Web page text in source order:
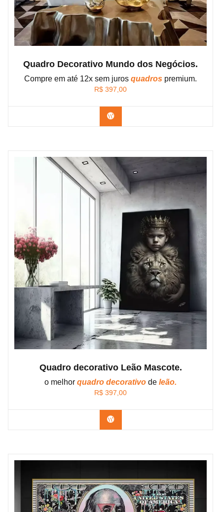
Quadro Decorativo Mundo dos Negócios.
Compre em até 12x sem juros quadros premium.
R$ 397,00
Confira os modelos
Quadro decorativo Leão Mascote.
o melhor quadro decorativo de leão.
R$ 397,00
Confira os modelos